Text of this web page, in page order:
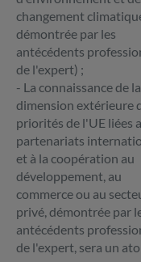
changement
démontrée par les
antécédents
de l'expert) ;
- La connaissance de la
dimension extérieure
priorités de l'UE liées
partenariats
et à la coopération au
développement, au
commerce ou au
privé, démontrée par
antécédents
de l'expert, sera un